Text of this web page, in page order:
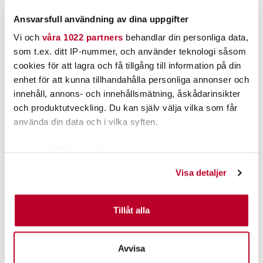
Ansvarsfull användning av dina uppgifter
Vi och våra 1022 partners behandlar din personliga data,
som t.ex. ditt IP-nummer, och använder teknologi såsom
cookies för att lagra och få tillgång till information på din
enhet för att kunna tillhandahålla personliga annonser och
innehåll, annons- och innehållsmätning, åskådarinsikter
och produktutveckling. Du kan själv välja vilka som får
använda din data och i vilka syften.
Identifiera din enhet genom att aktivt skanna den för
specifika kännetecken (fingeravtryck)
Ta reda på mer om hur dina personliga uppgifter
Du kan ändra eller dra tillbaka ditt samtycke när som
Visa detaljer
Tillåt alla
Avvisa
LÄS MER LÄS MER
ANDRA TITTADE OCKSÅ PÅ
System LVS62 med GLS10
Nuvarande pris:
Tidigare pris:
Garmin LiveScope Plus
System LVS34 med GLS10
Nuvarande pris:
16 295,00 kr